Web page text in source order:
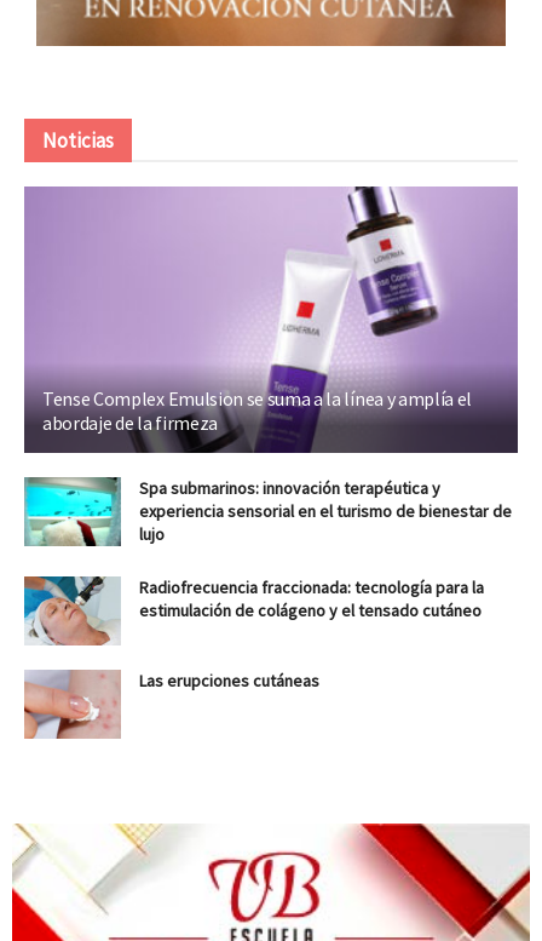
Noticias
Tense Complex Emulsion se suma a la línea y amplía el
abordaje de la firmeza
Spa submarinos: innovación terapéutica y
experiencia sensorial en el turismo de bienestar de
lujo
Radiofrecuencia fraccionada: tecnología para la
estimulación de colágeno y el tensado cutáneo
Las erupciones cutáneas